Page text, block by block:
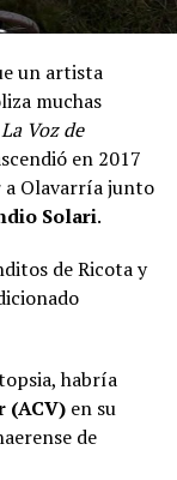
un artista
muchas
La Voz de
en 2017
a Olavarría junto
Solari.
de Ricota y
habría
(ACV) en su
de